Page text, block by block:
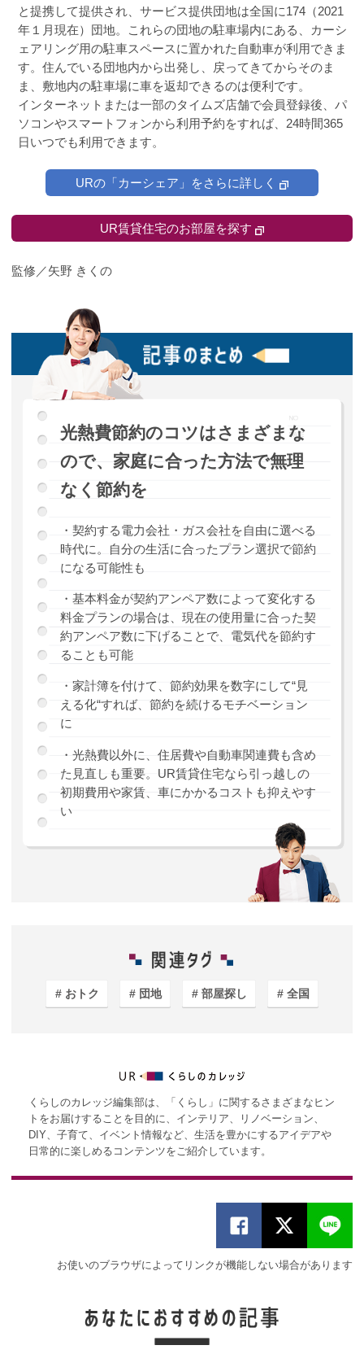
と提携して提供され、サービス提供団地は全国に174（2021
年１月現在）団地。これらの団地の駐車場内にある、カーシ
ェアリング用の駐車スペースに置かれた自動車が利用できま
す。住んでいる団地内から出発し、戻ってきてからそのま
ま、敷地内の駐車場に車を返却できるのは便利です。
インターネットまたは一部のタイムズ店舗で会員登録後、パ
ソコンやスマートフォンから利用予約をすれば、24時間365
日いつでも利用できます。
URの「カーシェア」をさらに詳しく
UR賃貸住宅のお部屋を探す
監修／矢野 きくの
光熱費節約のコツはさまざまな
ので、家庭に合った方法で無理
なく節約を
・契約する電力会社・ガス会社を自由に選べる
時代に。自分の生活に合ったプラン選択で節約
になる可能性も
・基本料金が契約アンペア数によって変化する
料金プランの場合は、現在の使用量に合った契
約アンペア数に下げることで、電気代を節約す
ることも可能
・家計簿を付けて、節約効果を数字にして“見
える化“すれば、節約を続けるモチベーション
に
・光熱費以外に、住居費や自動車関連費も含め
た見直しも重要。UR賃貸住宅なら引っ越しの
初期費用や家賃、車にかかるコストも抑えやす
い
おトク 団地 部屋探し 全国
くらしのカレッジ編集部は、「くらし」に関するさまざまなヒン
トをお届けすることを目的に、インテリア、リノベーション、
DIY、子育て、イベント情報など、生活を豊かにするアイデアや
日常的に楽しめるコンテンツをご紹介しています。
お使いのブラウザによってリンクが機能しない場合があります